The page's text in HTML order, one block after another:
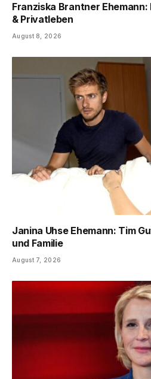
Franziska Brantner
& Privatleben
August 8, 2026
Janina Uhse Ehemann: Tim
und Familie
August 7, 2026